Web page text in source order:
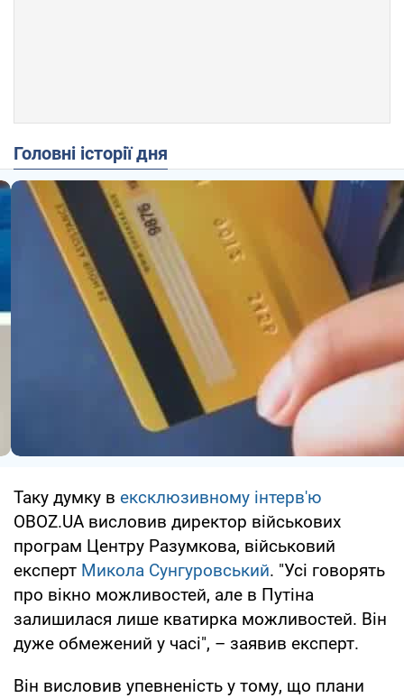
Головні історії дня
Таку думку в ексклюзивному інтерв'ю
OBOZ.UA висловив директор військових
програм Центру Разумкова, військовий
експерт Микола Сунгуровський. "Усі говорять
про вікно можливостей, але в Путіна
залишилася лише кватирка можливостей. Він
дуже обмежений у часі", – заявив експерт.
Він висловив упевненість у тому, що плани